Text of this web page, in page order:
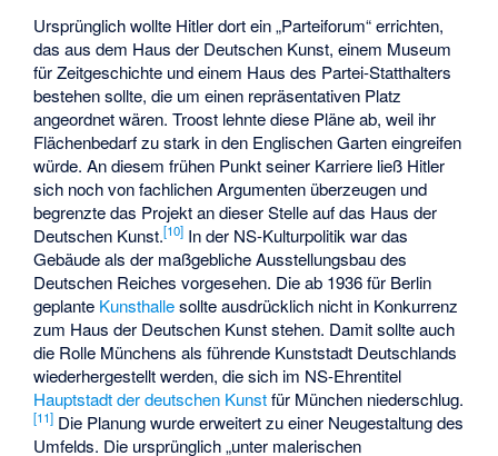
Ursprünglich wollte Hitler dort ein „Parteiforum“ errichten,
das aus dem Haus der Deutschen Kunst, einem Museum
für Zeitgeschichte und einem Haus des Partei-Statthalters
bestehen sollte, die um einen repräsentativen Platz
angeordnet wären. Troost lehnte diese Pläne ab, weil ihr
Flächenbedarf zu stark in den Englischen Garten eingreifen
würde. An diesem frühen Punkt seiner Karriere ließ Hitler
sich noch von fachlichen Argumenten überzeugen und
begrenzte das Projekt an dieser Stelle auf das Haus der
Deutschen Kunst.[10] In der NS-Kulturpolitik war das
Gebäude als der maßgebliche Ausstellungsbau des
Deutschen Reiches vorgesehen. Die ab 1936 für Berlin
geplante Kunsthallesollte ausdrücklich nicht in Konkurrenz
zum Haus der Deutschen Kunst stehen. Damit sollte auch
die Rolle Münchens als führende Kunststadt Deutschlands
wiederhergestellt werden, die sich im NS-Ehrentitel
Hauptstadt der deutschen Kunstfür München niederschlug.
[11] Die Planung wurde erweitert zu einer Neugestaltung des
Umfelds. Die ursprünglich „unter malerischen